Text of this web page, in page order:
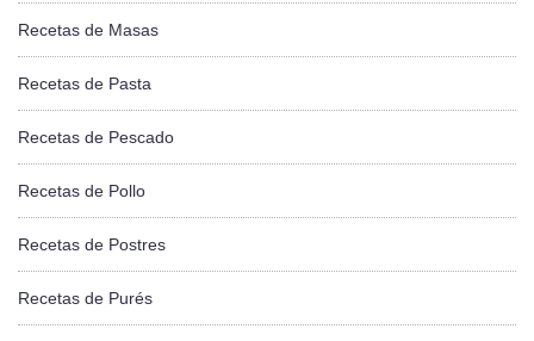
Recetas de Masas
Recetas de Pasta
Recetas de Pescado
Recetas de Pollo
Recetas de Postres
Recetas de Purés